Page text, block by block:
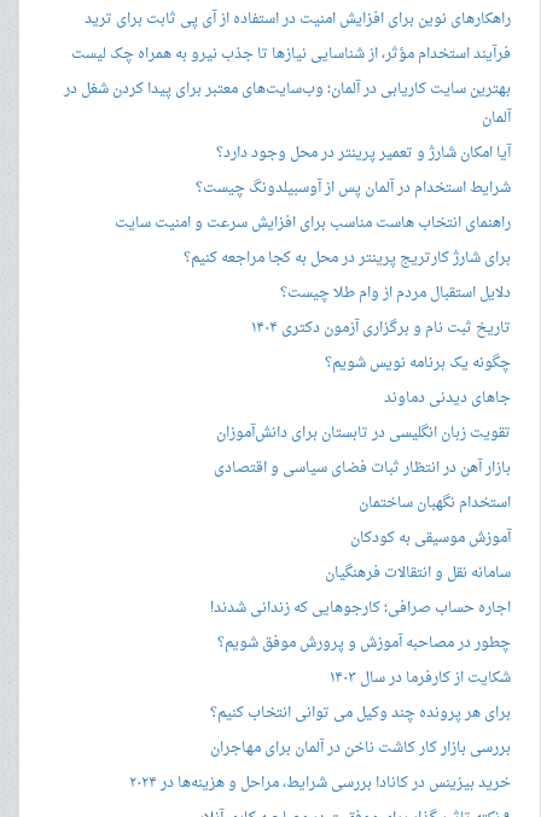
راهکارهای نوین برای افزایش امنیت در استفاده از آی پی ثابت برای ترید
فرآیند استخدام مؤثر، از شناسایی نیازها تا جذب نیرو به همراه چک لیست
بهترین سایت کاریابی در آلمان؛ وب‌سایت‌های معتبر برای پیدا کردن شغل در
آلمان
آیا امکان شارژ و تعمیر پرینتر در محل وجود دارد؟
شرایط استخدام در آلمان پس از آوسبیلدونگ چیست؟
راهنمای انتخاب هاست مناسب برای افزایش سرعت و امنیت سایت
برای شارژ کارتریج پرینتر در محل به کجا مراجعه کنیم؟
دلایل استقبال مردم از وام طلا چیست؟
تاریخ ثبت نام و برگزاری آزمون دکتری ۱۴۰۴
چگونه یک برنامه نویس شویم؟
جاهای دیدنی دماوند
تقویت زبان انگلیسی در تابستان برای دانش‌آموزان
بازار آهن در انتظار ثبات فضای سیاسی و اقتصادی
استخدام نگهبان ساختمان
آموزش موسیقی به کودکان
سامانه نقل و انتقالات فرهنگیان
اجاره حساب صرافی؛ کارجوهایی که زندانی شدند!
چطور در مصاحبه‌ آموزش و پرورش موفق شویم؟
شکایت از کارفرما در سال ۱۴۰۳
برای هر پرونده چند وکیل می توانی انتخاب کنیم؟
بررسی بازار کار کاشت ناخن در آلمان برای مهاجران
خرید بیزینس در کانادا بررسی شرایط، مراحل و هزینه‌ها در ۲۰۲۴